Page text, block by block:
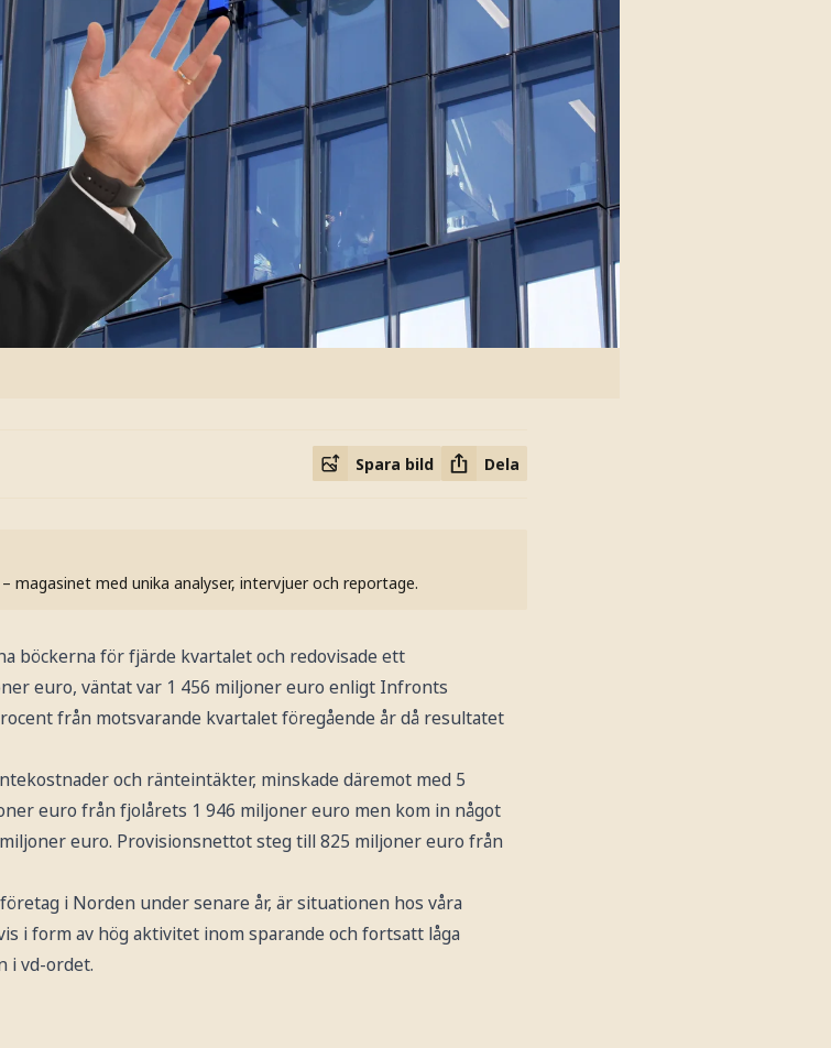
Spara bild Dela
– magasinet med unika analyser, intervjuer och reportage.
böckerna för fjärde kvartalet och redovisade ett
euro, väntat var 1 456 miljoner euro enligt Infronts
från motsvarande kvartalet föregående år då resultatet
och ränteintäkter, minskade däremot med 5
euro från fjolårets 1 946 miljoner euro men kom in något
euro. Provisionsnettot steg till 825 miljoner euro från
i Norden under senare år, är situationen hos våra
i form av hög aktivitet inom sparande och fortsatt låga
i vd-ordet.